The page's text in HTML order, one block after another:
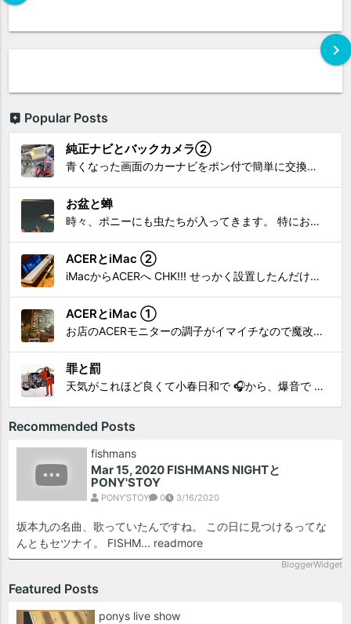
chevron_right
Popular Posts
純正ナビとバックカメラ②
青くなった画面のカーナビをポン付で簡単に交換、出来ると思っていたら意外と闇多め!!!なDAY①から続く今回は、DAY②。 テスターで調べてみたのだが、結果的にバックカメラからナビ裏まで来てる、配線を見つけることが出来なかった前回。気付けば闇w。 さてさて、この頃のDVDナビ的なT...
お盆と蝉
時々、ポニーにも虫たちが入ってきます。 特にお盆の頃はどの虫かと気になり探してしまう。 今まではキリギリスやすいっちょん、今思えば今年は蝉だったのかな。
ACERとiMac ②
iMacからACERへ CHK!!! せっかく設置したんだけど〜 画面が真っ暗じゃしょうがないわな。 元のACERモニターを再度、設置🔥 画面のチラツキ、乱れなど不具合、多めですが 見れないより良い。 iMacへ繋いだ時、疑問があった。 せっかくの解像度を生かしてないこと。 2...
ACERとiMac ①
お店のACERモニターの調子がイマイチなので魔改造したiMacと入れ替え 外は豪雨、何処へも行かない火曜。 コツコツ作業スタートです!!! CHK!!! 何年かぶりにモニターを降ろした。 配線がぐちゃぐちゃ😂 要らないケーブルなど、使っていない部材などなど片付けて、拭き掃除w。...
罪と罰
天気がこれほど良くて小春日和で 🎧から、爆音で この曲しかない。 ループ・リピート再生。 CHK!!! ちなみに自分。 60歳になったら、この色でW114 乗っていたいですね。 罪と罰 PV このミュージック・ビデオ「罪と罰」は"自分のクルマを切る"というコ...
Recommended Posts
fishmans
Mar 15, 2020 FISHMANS NIGHTと
PONY'STOY
PONY'STOY 0 3/16/2020
坂本九の名曲、歌っていたんですね。 この日に見つけるってな
んともセツナイ。 FISHM... readmore
BloggerWidget
Featured Posts
ponys live show